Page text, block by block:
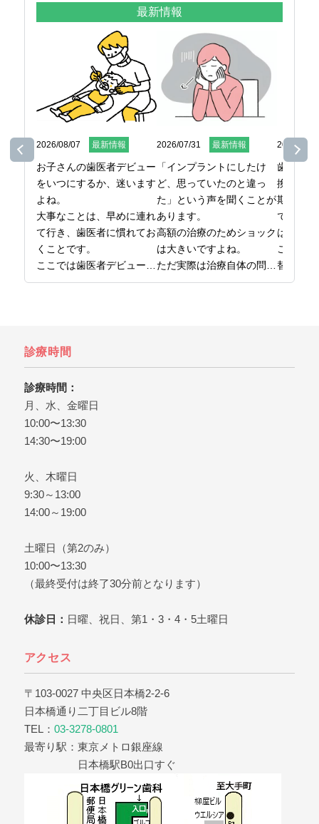
最新情報
2026/08/07 最新情報
お子さんの歯医者デビュー
をいつにするか、迷います
よね。
大事なことは、早めに連れ
て行き、歯医者に慣れてお
くことです。
ここでは歯医者デビューの
時期から、最初の受診で気
を考えたら、日本橋の歯医
2026/07/31 最新情報
「インプラントにしたけ
ど、思っていたのと違っ
た」という声を聞くことが
あります。
高額の治療のためショック
は大きいですよね。
ただ実際は治療自体の問題
というより、事前の確認、
2026/07/
歯ブラ
換して
期間ま
で決め
はない
ここで
替え時
をまと
診療時間
診療時間：
月、水、金曜日
10:00〜13:30
14:30〜19:00
火、木曜日
9:30～13:00
14:00～19:00
土曜日（第2のみ）
10:00〜13:30
（最終受付は終了30分前となります）
休診日： 日曜、祝日、第1・3・4・5土曜日
アクセス
〒103-0027 中央区日本橋2-2-6
日本橋通り二丁目ビル8階
TEL： 03-3278-0801
最寄り駅：東京メトロ銀座線
日本橋駅B0出口すぐ